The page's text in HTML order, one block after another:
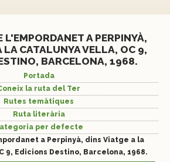
L'EMPORDANET A PERPINYÀ,
LA CATALUNYA VELLA, OC 9,
BARCELONA, 1968.
Portada
la ruta del Ter
Rutes temàtiques
Ruta literària
per defecte
a Perpinyà, dins Viatge a la
9, Edicions Destino, Barcelona, 1968.